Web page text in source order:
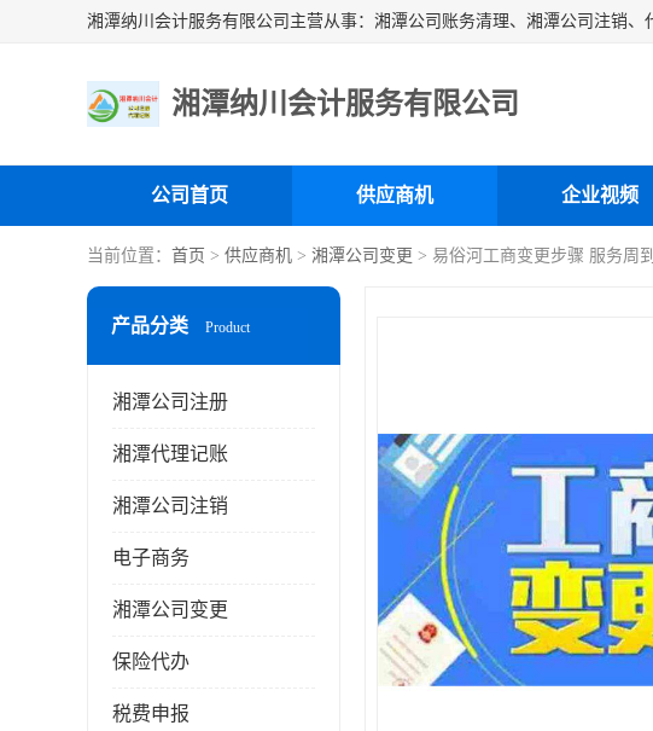
湘潭纳川会计服务有限公司
公司首页 供应商机 企业视频
当前位置： 首页 > 供应商机 > 湘潭公司变更 > 易俗河工商变更步骤 服务周到
产品分类 Product
湘潭公司注册
湘潭代理记账
湘潭公司注销
电子商务
湘潭公司变更
保险代办
税费申报